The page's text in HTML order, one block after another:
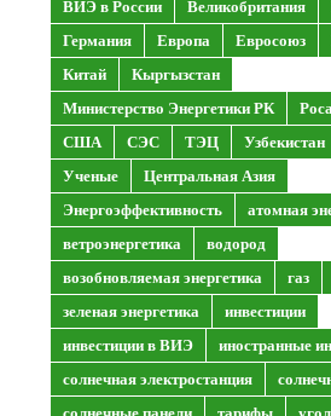
ВИЭ в России
Великобритания
Германия
Европа Евросоюз
Китай
Кыргызстан
Министерство Энергетики РК
США
СЭС ТЭЦ Узбекистан
Ученые
Центральная Азия
Энергоэффективность
атомная
ветроэнергетика
водород
возобновляемая энергетика
газ
зеленая энергетика
инвестиции
инвестиции в ВИЭ
иностранные
солнечная электростанция
солнечные панели
тарифы